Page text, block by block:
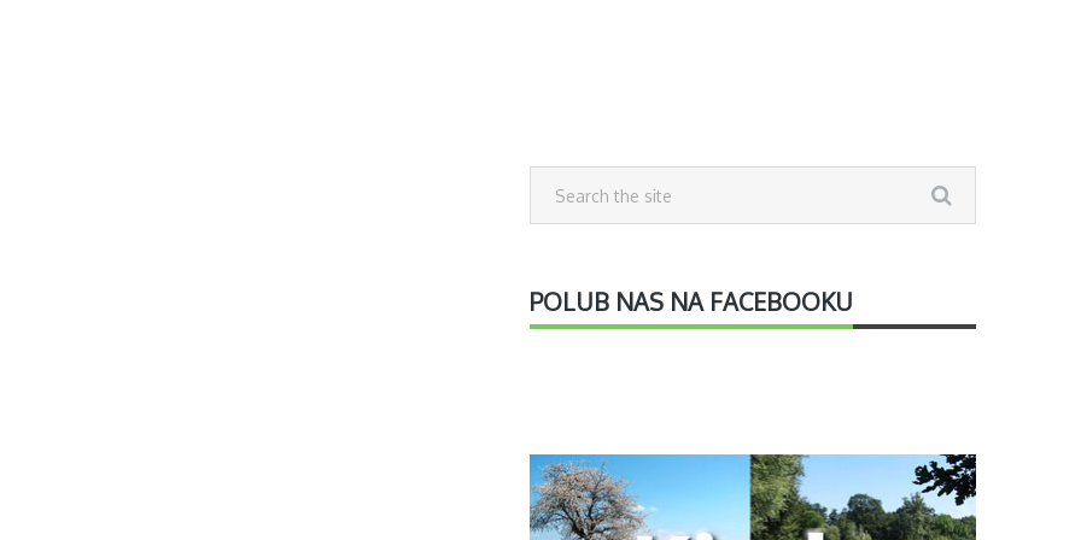
POLUB NAS NA FACEBOOKU